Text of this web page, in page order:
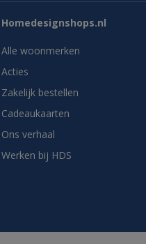
Homedesignshops.nl
Alle woonmerken
Acties
Zakelijk bestellen
Cadeaukaarten
Ons verhaal
Werken bij HDS